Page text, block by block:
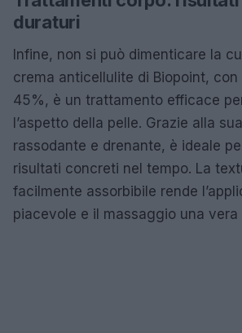
duraturi
Infine, non si può dimenticare la
crema anticellulite di Biopoint,
45%, è un trattamento efficace
l’aspetto della pelle. Grazie alla
rassodante e drenante, è ideale
risultati concreti nel tempo. La
facilmente assorbibile rende
piacevole e il massaggio una vera